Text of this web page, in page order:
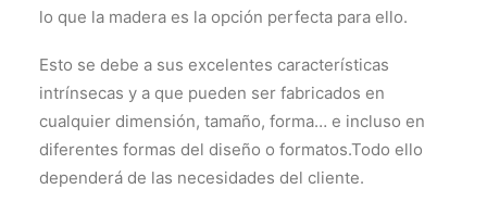
lo que la madera es la opción perfecta para ello.
Esto se debe a sus excelentes características
intrínsecas y a que pueden ser fabricados en
cualquier dimensión, tamaño, forma… e incluso en
diferentes formas del diseño o formatos.Todo ello
dependerá de las necesidades del cliente.